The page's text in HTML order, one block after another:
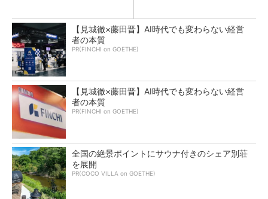
【見城徹×藤田晋】AI時代でも変わらない経営
者の本質
PR(FINCHI on GOETHE)
【見城徹×藤田晋】AI時代でも変わらない経営
者の本質
PR(FINCHI on GOETHE)
全国の絶景ポイントにサウナ付きのシェア別荘
を展開
PR(COCO VILLA on GOETHE)